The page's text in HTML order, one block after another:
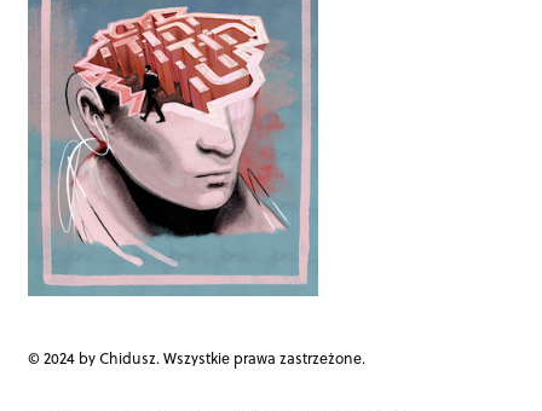
a
t
i
o
n
© 2024 by Chidusz. Wszystkie prawa zastrzeżone.